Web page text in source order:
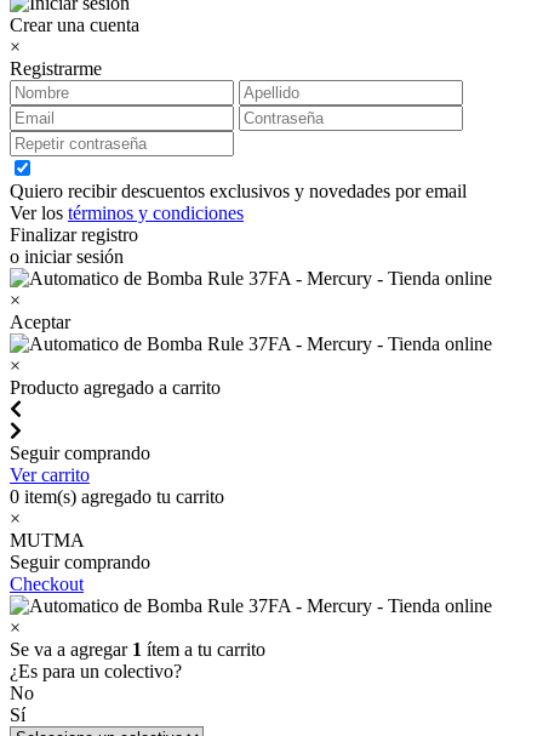
Crear una cuenta
×
Registrarme
Quiero recibir descuentos exclusivos y novedades por email
Ver los términos y condiciones
Finalizar registro
o iniciar sesión
×
Aceptar
×
Producto agregado a carrito
Seguir comprando
Ver carrito
0 item(s) agregado tu carrito
×
MUTMA
Seguir comprando
Checkout
×
Se va a agregar 1 ítem a tu carrito
¿Es para un colectivo?
No
Sí